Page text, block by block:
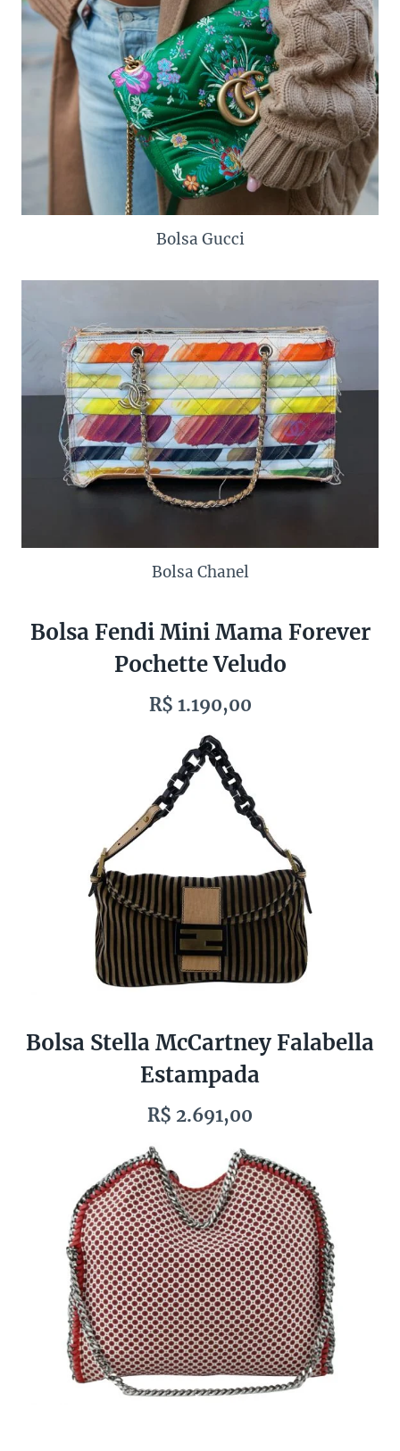
Bolsa Gucci
Bolsa Chanel
Bolsa Fendi Mini Mama Forever
Pochette Veludo
R$ 1.190,00
Bolsa Stella McCartney Falabella
Estampada
R$ 2.691,00